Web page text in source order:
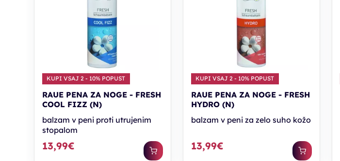
KUPI VSAJ 2 - 10% POPUST
RAUE PENA ZA NOGE - FRESH
COOL FIZZ (N)
balzam v peni proti utrujenim
stopalom
13,99€
KUPI VSAJ 2 - 10% POPUST
RAUE PENA ZA NOGE - FRESH
HYDRO (N)
balzam v peni za zelo suho kožo
13,99€